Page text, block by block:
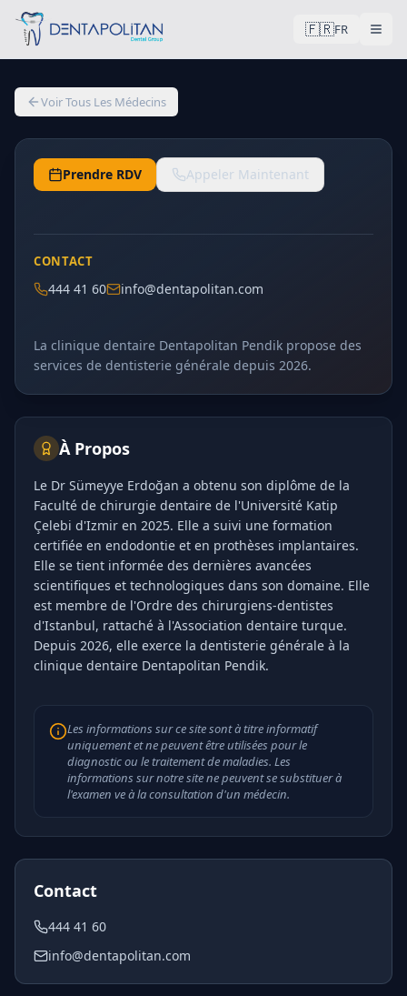
🇫🇷FR
Voir Tous Les Médecins
Genel Diş Hekimliği
Dt. Sümeyye Erdoğan
Dt.
Prendre RDV Appeler Maintenant
CONTACT
444 41 60 info@dentapolitan.com
La clinique dentaire Dentapolitan Pendik propose des
services de dentisterie générale depuis 2026.
À Propos
Le Dr Sümeyye Erdoğan a obtenu son diplôme de la
Faculté de chirurgie dentaire de l'Université Katip
Çelebi d'Izmir en 2025. Elle a suivi une formation
certifiée en endodontie et en prothèses implantaires.
Elle se tient informée des dernières avancées
scientifiques et technologiques dans son domaine. Elle
est membre de l'Ordre des chirurgiens-dentistes
d'Istanbul, rattaché à l'Association dentaire turque.
Depuis 2026, elle exerce la dentisterie générale à la
clinique dentaire Dentapolitan Pendik.
Les informations sur ce site sont à titre informatif
uniquement et ne peuvent être utilisées pour le
diagnostic ou le traitement de maladies. Les
informations sur notre site ne peuvent se substituer à
l'examen ve à la consultation d'un médecin.
Contact
444 41 60
info@dentapolitan.com